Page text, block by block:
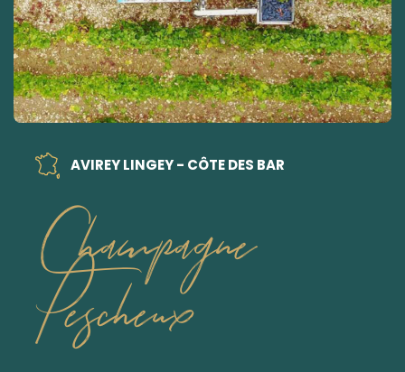
AVIREY LINGEY - CÔTE DES BAR
Champagne
Pescheux